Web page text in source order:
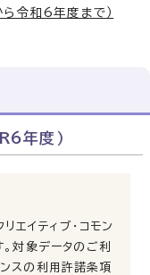
令和6年度まで）
年度）
エイティブ・コモン
対象データのご利
スの利用許諾条項